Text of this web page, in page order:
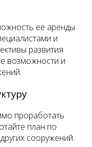
ее аренды
и
развития
возможности и
проработать
план по
сооружений.